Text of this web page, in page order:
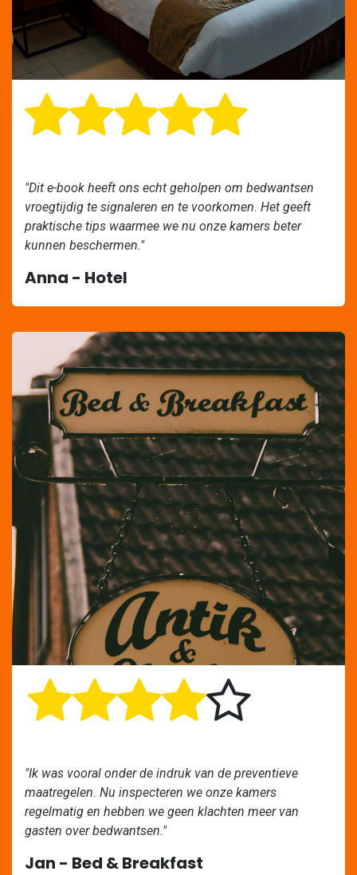
"Dit e-book heeft ons echt geholpen om bedwantsen
vroegtijdig te signaleren en te voorkomen. Het geeft
praktische tips waarmee we nu onze kamers beter
kunnen beschermen."
Anna - Hotel
"Ik was vooral onder de indruk van de preventieve
maatregelen. Nu inspecteren we onze kamers
regelmatig en hebben we geen klachten meer van
gasten over bedwantsen."
Jan - Bed & Breakfast